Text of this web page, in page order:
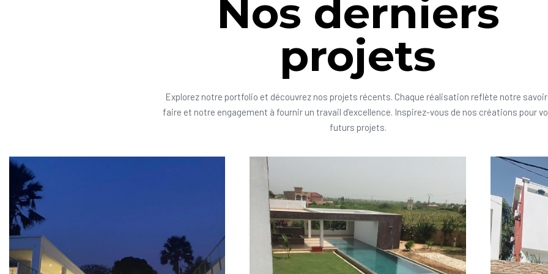
Nos derniers
projets
Explorez notre portfolio et découvrez nos projets récents. Chaque réalisation reflète notre
faire et notre engagement à fournir un travail d’excellence. Inspirez-vous de nos créations pour
futurs projets.